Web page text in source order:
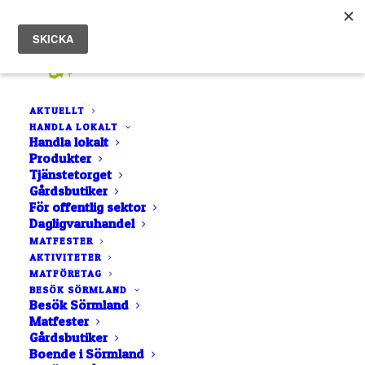
AKTUELLT
HANDLA LOKALT
Handla lokalt
Produkter
Tjänstetorget
Gårdsbutiker
För offentlig sektor
Dagligvaruhandel
MATFESTER
AKTIVITETER
MATFÖRETAG
BESÖK SÖRMLAND
Besök Sörmland
Matfester
Gårdsbutiker
Boende i Sörmland
Korv och Bröd
Festivalen ställer in!
11 MARS, 2020